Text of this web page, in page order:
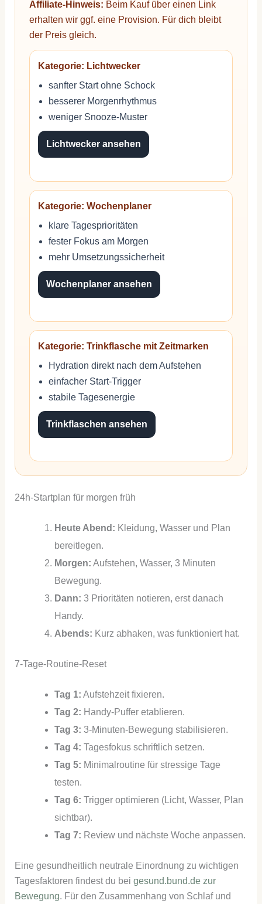
Affiliate-Hinweis: Beim Kauf über einen Link
erhalten wir ggf. eine Provision. Für dich bleibt
der Preis gleich.
Kategorie: Lichtwecker
sanfter Start ohne Schock
besserer Morgenrhythmus
weniger Snooze-Muster
Lichtwecker ansehen
Kategorie: Wochenplaner
klare Tagesprioritäten
fester Fokus am Morgen
mehr Umsetzungssicherheit
Wochenplaner ansehen
Kategorie: Trinkflasche mit Zeitmarken
Hydration direkt nach dem Aufstehen
einfacher Start-Trigger
stabile Tagesenergie
Trinkflaschen ansehen
24h-Startplan für morgen früh
Heute Abend: Kleidung, Wasser und Plan
bereitlegen.
Morgen: Aufstehen, Wasser, 3 Minuten
Bewegung.
Dann: 3 Prioritäten notieren, erst danach
Handy.
Abends: Kurz abhaken, was funktioniert hat.
7-Tage-Routine-Reset
Tag 1: Aufstehzeit fixieren.
Tag 2: Handy-Puffer etablieren.
Tag 3: 3-Minuten-Bewegung stabilisieren.
Tag 4: Tagesfokus schriftlich setzen.
Tag 5: Minimalroutine für stressige Tage
testen.
Tag 6: Trigger optimieren (Licht, Wasser, Plan
sichtbar).
Tag 7: Review und nächste Woche anpassen.
Eine gesundheitlich neutrale Einordnung zu wichtigen
Tagesfaktoren findest du bei gesund.bund.de zur
Bewegung. Für den Zusammenhang von Schlaf und